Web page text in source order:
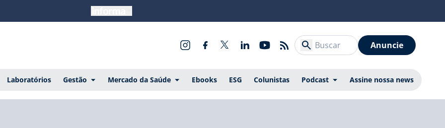
Anuncie
Laboratórios Gestão Mercado da Saúde Ebooks ESG Colunistas Podcast Assine nossa news